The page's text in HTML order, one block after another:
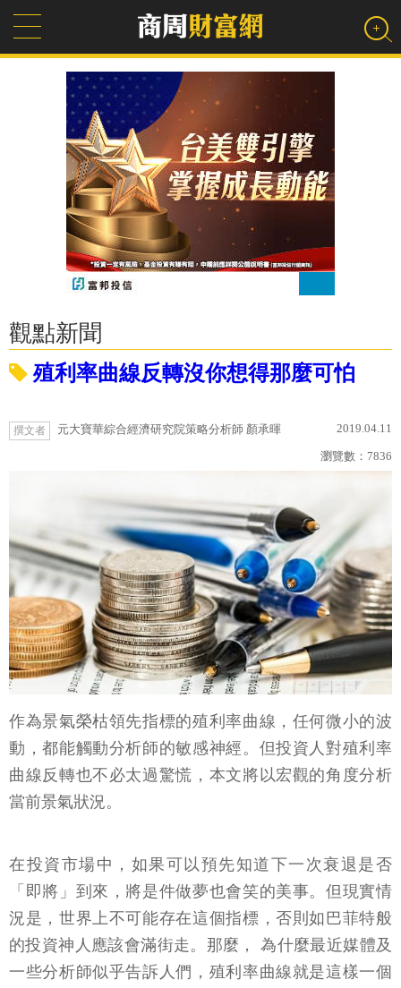
觀點新聞
殖利率曲線反轉沒你想得那麼可怕
撰文者 元大寶華綜合經濟研究院策略分析師 顏承暉 2019.04.11
瀏覽數： 7836
作為景氣榮枯領先指標的殖利率曲線，任何微小的波
動，都能觸動分析師的敏感神經。但投資人對殖利率
曲線反轉也不必太過驚慌，本文將以宏觀的角度分析
當前景氣狀況。
在投資市場中，如果可以預先知道下一次衰退是否
「即將」到來，將是件做夢也會笑的美事。但現實情
況是，世界上不可能存在這個指標，否則如巴菲特般
的投資神人應該會滿街走。那麼， 為什麼最近媒體及
一些分析師似乎告訴人們，殖利率曲線就是這樣一個